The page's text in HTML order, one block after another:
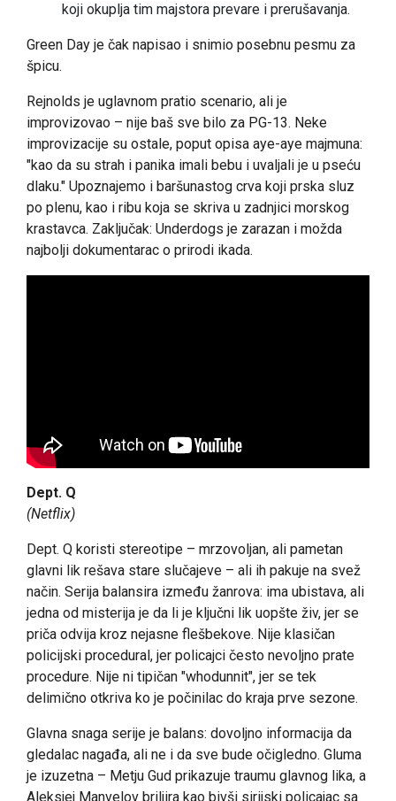
koji okuplja tim majstora prevare i prerušavanja.
Green Day je čak napisao i snimio posebnu pesmu za
špicu.
Rejnolds je uglavnom pratio scenario, ali je
improvizovao – nije baš sve bilo za PG-13. Neke
improvizacije su ostale, poput opisa aye-aye majmuna:
"kao da su strah i panika imali bebu i uvaljali je u pseću
dlaku." Upoznajemo i baršunastog crva koji prska sluz
po plenu, kao i ribu koja se skriva u zadnjici morskog
krastavca. Zaključak: Underdogs je zarazan i možda
najbolji dokumentarac o prirodi ikada.
Dept. Q
(Netflix)
Dept. Q koristi stereotipe – mrzovoljan, ali pametan
glavni lik rešava stare slučajeve – ali ih pakuje na svež
način. Serija balansira između žanrova: ima ubistava, ali
jedna od misterija je da li je ključni lik uopšte živ, jer se
priča odvija kroz nejasne flešbekove. Nije klasičan
policijski procedural, jer policajci često nevoljno prate
procedure. Nije ni tipičan "whodunnit", jer se tek
delimično otkriva ko je počinilac do kraja prve sezone.
Glavna snaga serije je balans: dovoljno informacija da
gledalac nagađa, ali ne i da sve bude očigledno. Gluma
je izuzetna – Metju Gud prikazuje traumu glavnog lika, a
Aleksjej Manvelov briljira kao bivši sirijski policajac sa